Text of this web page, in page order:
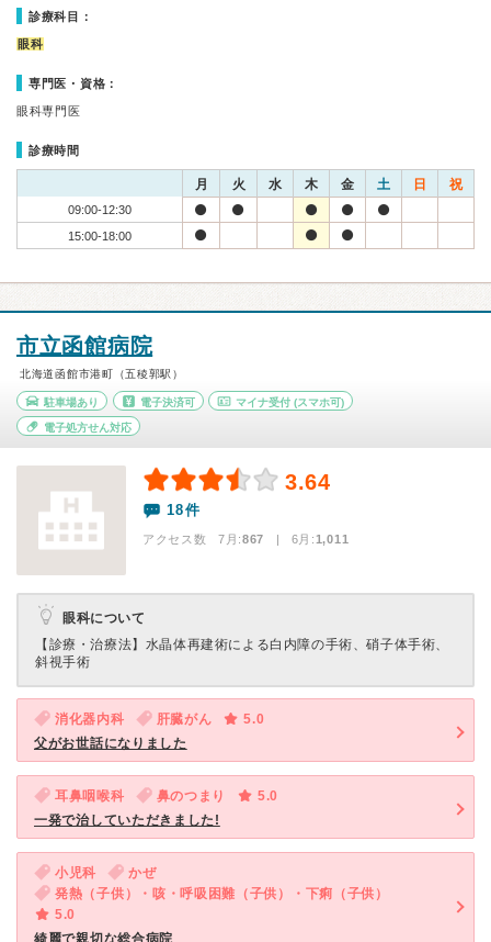
診療科目：
眼科
専門医・資格：
眼科専門医
診療時間
月 火 水 木 金 土 日 祝
09:00-12:30
15:00-18:00
市立函館病院
北海道函館市港町（五稜郭駅）
駐車場あり 電子決済可 マイナ受付 (スマホ可)
電子処方せん対応
3.64
18件
アクセス数 7月:867 | 6月:1,011
眼科について
【診療・治療法】 水晶体再建術による白内障の手術、硝子体手術、
斜視手術
消化器内科 肝臓がん
5.0
父がお世話になりました
耳鼻咽喉科 鼻のつまり
5.0
一発で治していただきました!
小児科
かぜ
発熱（子供）・咳・呼吸困難（子供）・下痢（子供）
5.0
綺麗で親切な総合病院